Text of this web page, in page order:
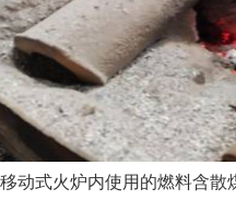
式火炉内使用的燃料含散